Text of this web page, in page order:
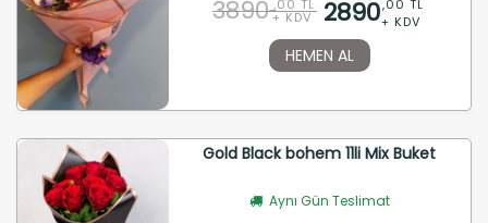
3890 ,00 TL
+ KDV 2890,00 TL
+ KDV
HEMEN AL
Gold Black bohem 11li Mix Buket
Aynı Gün Teslimat